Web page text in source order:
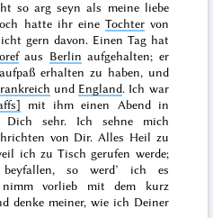
so arg seyn als meine liebe
hatte ihr eine Tochtervon
gern davon. Einen Tag hat
aus Berlin aufgehalten; er
erhalten zu haben, und
und England. Ich war
mit ihm einen Abend in
sehr. Ich sehne mich
von Dir. Alles Heil zu
ich zu Tisch gerufen werde;
so werd’ ich es
vorlieb mit dem kurz
denke meiner, wie ich Deiner